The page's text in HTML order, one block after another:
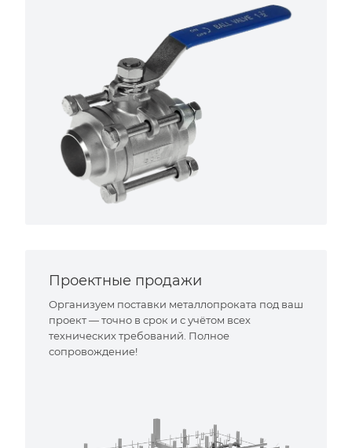
Проектные продажи
Организуем поставки металлопроката под ваш
проект — точно в срок и с учётом всех
технических требований. Полное
сопровождение!